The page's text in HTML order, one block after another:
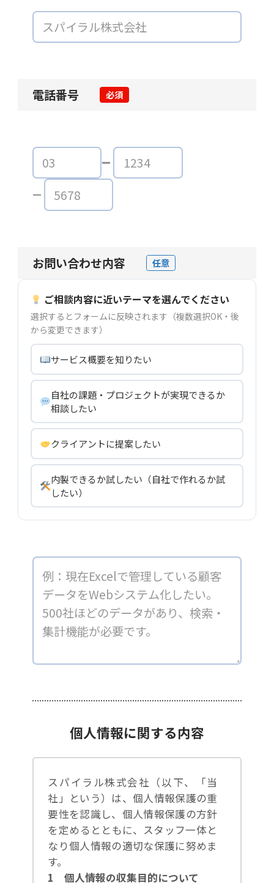
電話番号 必須
お問い合わせ内容 任意
ご相談内容に近いテーマを選んでください
選択するとフォームに反映されます（複数選択OK・後
から変更できます）
サービス概要を知りたい
自社の課題・プロジェクトが実現できるか
相談したい
クライアントに提案したい
内製できるか試したい（自社で作れるか試
したい）
個人情報に関する内容
スパイラル株式会社（以下、「当
社」という）は、個人情報保護の重
要性を認識し、個人情報保護の方針
を定めるとともに、スタッフ一体と
なり個人情報の適切な保護に努めま
す。
1 個人情報の収集目的について